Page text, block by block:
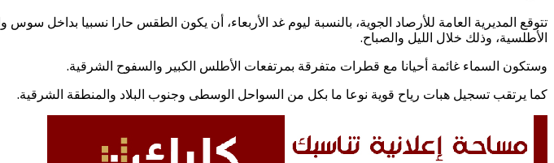
تتوقع المديرية العامة للأرصاد الجوية، بالنسبة ليوم غد الأربعاء، أن يكون الطقس حارا نسبيا
الأطلسية، وذلك خلال الليل والصباح.
وستكون السماء غائمة أحيانا مع قطرات متفرقة بمرتفعات الأطلس الكبير والسفوح الشرقية.
كما يرتقب تسجيل هبات رياح قوية نوعا ما بكل من السواحل الوسطى وجنوب البلاد والمنطقة الشرقية.